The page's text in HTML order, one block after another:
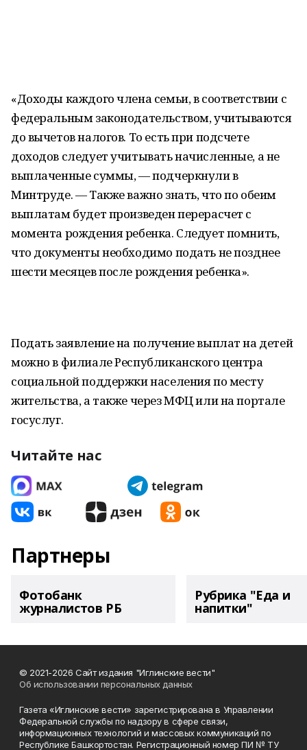
«Доходы каждого члена семьи, в соответствии с
федеральным законодательством, учитываются
до вычетов налогов. То есть при подсчете
доходов следует учитывать начисленные, а не
выплаченные суммы, — подчеркнули в
Минтруде. — Также важно знать, что по обеим
выплатам будет произведен перерасчет с
момента рождения ребенка. Следует помнить,
что документы необходимо подать не позднее
шести месяцев после рождения ребенка».
Подать заявление на получение выплат на детей
можно в филиале Республиканского центра
социальной поддержки населения по месту
жительства, а также через МФЦ или на портале
госуслуг.
Читайте нас
Партнеры
Фотобанк
журналистов РБ
Рубрика "Еда и
напитки"
© 2021-2026 Сайт издания "Иглинские вести"
Об использовании персональных данных
Газета «Иглинские вести» зарегистрирована в Управлении
Федеральной службы по надзору в сфере связи,
информационных технологий и массовых коммуникаций по
Республике Башкортостан. Регистрационный номер ПИ № ТУ